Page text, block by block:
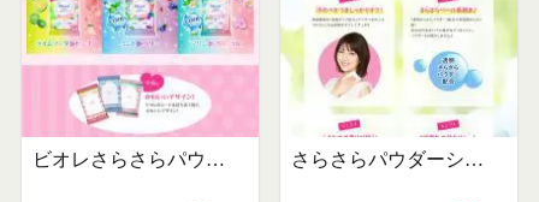
ビオレさらさらパウダーシート 香りマジックシリーズ さらさらパウダーシート